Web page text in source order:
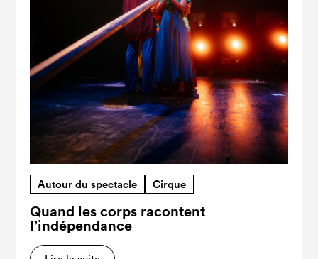
Autour du spectacle Cirque
Quand les corps racontent
l’indépendance